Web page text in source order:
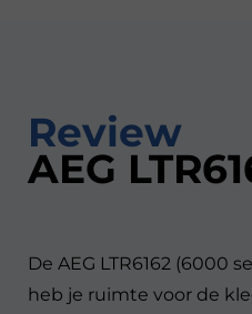
Review
AEG
De AEG LTR6162 (6000
heb je ruimte voor de